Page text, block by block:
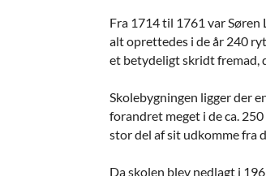
Fra 1714 til 1761 var
alt oprettedes i de år 240
et betydeligt skridt fremad,
Skolebygningen ligger der
forandret meget i de ca.
stor del af sit udkomme fra
Da skolen blev nedlagt i